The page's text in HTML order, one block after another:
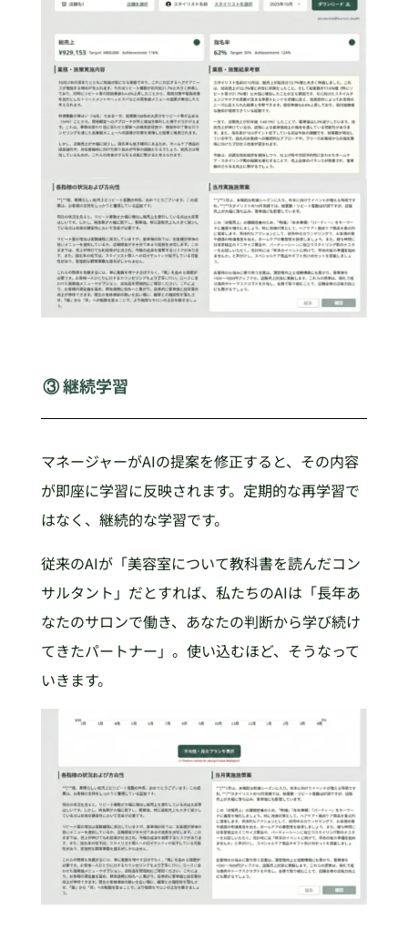
③ 継続学習
マネージャーがAIの提案を修正すると、その内容
が即座に学習に反映されます。定期的な再学習で
はなく、継続的な学習です。
従来のAIが「美容室について教科書を読んだコン
サルタント」だとすれば、私たちのAIは「長年あ
なたのサロンで働き、あなたの判断から学び続け
てきたパートナー」。使い込むほど、そうなって
いきます。